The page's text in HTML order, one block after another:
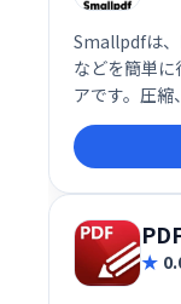
Smallpdfは、
などを簡単
アです。圧
様々なファ
操作性で、ビ
化します。
す。